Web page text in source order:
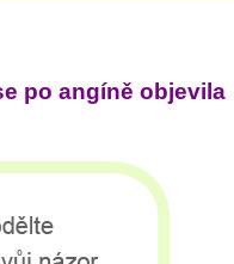
po angíně objevila